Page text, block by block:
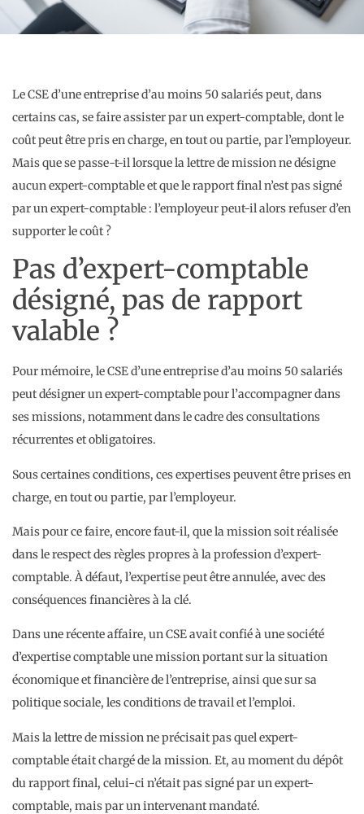
Le CSE d’une entreprise d’au moins 50 salariés peut, dans
certains cas, se faire assister par un expert-comptable, dont le
coût peut être pris en charge, en tout ou partie, par l’employeur.
Mais que se passe-t-il lorsque la lettre de mission ne désigne
aucun expert-comptable et que le rapport final n’est pas signé
par un expert-comptable : l’employeur peut-il alors refuser d’en
supporter le coût ?
Pas d’expert-comptable
désigné, pas de rapport
valable ?
Pour mémoire, le CSE d’une entreprise d’au moins 50 salariés
peut désigner un expert-comptable pour l’accompagner dans
ses missions, notamment dans le cadre des consultations
récurrentes et obligatoires.
Sous certaines conditions, ces expertises peuvent être prises en
charge, en tout ou partie, par l’employeur.
Mais pour ce faire, encore faut-il, que la mission soit réalisée
dans le respect des règles propres à la profession d’expert-
comptable. À défaut, l’expertise peut être annulée, avec des
conséquences financières à la clé.
Dans une récente affaire, un CSE avait confié à une société
d’expertise comptable une mission portant sur la situation
économique et financière de l’entreprise, ainsi que sur sa
politique sociale, les conditions de travail et l’emploi.
Mais la lettre de mission ne précisait pas quel expert-
comptable était chargé de la mission. Et, au moment du dépôt
du rapport final, celui-ci n’était pas signé par un expert-
comptable, mais par un intervenant mandaté.